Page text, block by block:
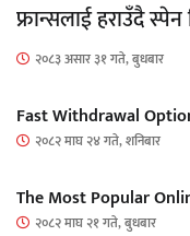
फ्रान्सलाई हराउँदै
२०८३ असार ३१ गते, बुधबार
Fast Withdrawal
२०८२ माघ २४ गते, शनिबार
The Most Popular
२०८२ माघ २१ गते, बुधबार